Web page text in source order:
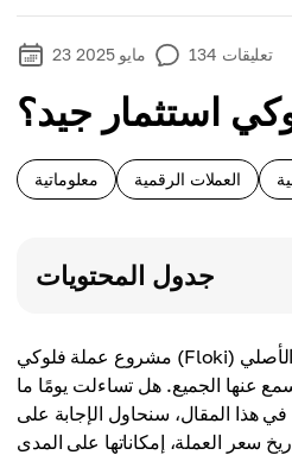
23 مايو 2025 134 تعليقات
استثمار جيد؟
معلوماتية العملات الرقمية
جدول المحتويات
مشروع عملة فلوكي (Floki) ورمزه الأصلي FLOKI هي واحدة من
عنها الجميع. هل تساءلت يومًا ما
هذا المقال، سنحاول الإجابة على
سعر العملة، إمكاناتها على المدى